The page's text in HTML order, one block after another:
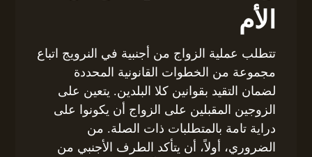
الأم
تتطلب عملية الزواج من أجنبية في النرويج اتباع
مجموعة من الخطوات القانونية المحددة
لضمان التقيد بقوانين كلا البلدين. يتعين على
الزوجين المقبلين على الزواج أن يكونوا على
دراية تامة بالمتطلبات ذات الصلة. من
الضروري، أولاً، أن يتأكد الطرف الأجنبي من